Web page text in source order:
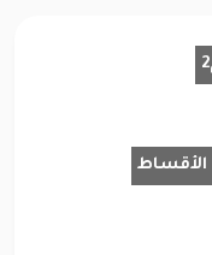
الأقساط